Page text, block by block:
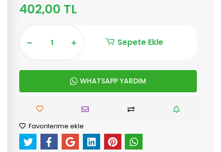
402,00 TL
Sepete Ekle
WHATSAPP YARDIM
Favorilerime ekle